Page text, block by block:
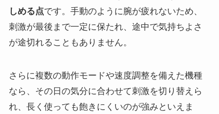
しめる点です。手動のように腕が疲れないため、
刺激が最後まで一定に保たれ、途中で気持ちよさ
が途切れることもありません。
さらに複数の動作モードや速度調整を備えた機種
なら、その日の気分に合わせて刺激を切り替えら
れ、長く使っても飽きにくいのが強みといえま